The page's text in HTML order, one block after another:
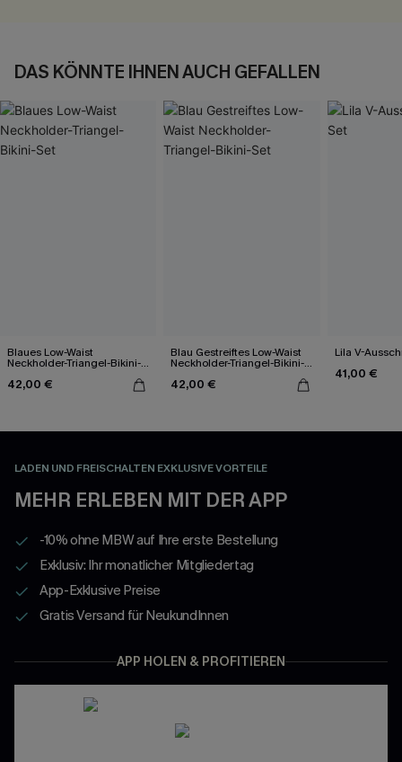
DAS KÖNNTE IHNEN AUCH GEFALLEN
Blaues Low-Waist
Neckholder-Triangel-Bikini-
42,00 €
Blau Gestreiftes Low-Waist
Neckholder-Triangel-Bikini-
42,00 €
Lila V-
41,00 €
LADEN UND FREISCHALTEN EXKLUSIVE VORTEILE
MEHR ERLEBEN MIT DER APP
-10% ohne MBW auf Ihre erste Bestellung
Exklusiv: Ihr monatlicher Mitgliedertag
App-Exklusive Preise
Gratis Versand für NeukundInnen
APP HOLEN & PROFITIEREN